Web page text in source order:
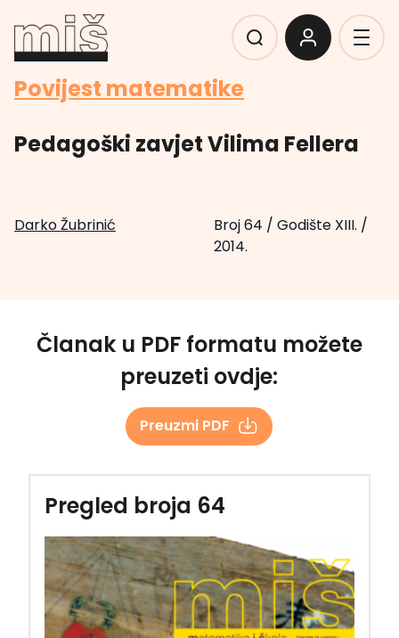
Povijest matematike
Pedagoški zavjet Vilima Fellera
Darko Žubrinić Broj 64 / Godište XIII. /
2014.
Članak u PDF formatu možete
preuzeti ovdje:
Preuzmi PDF
Pregled broja 64